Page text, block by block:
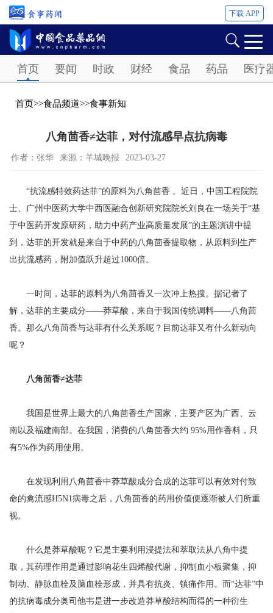
下载 APP
首页 要闻 时政 财经 食品 药品 医疗
首页>>食品频道>>食事新知
八角茴香≠达菲，对付流感早点抗病毒
作者：张华 来源：羊城晚报 2023-03-27
“抗流感特效药达菲”的原料为八角茴香 。近日，中国工程院院
士、广州中医药大学中西医融合创新研究院院长刘良在一场关于“基
于中医药开发原研药，助力中药产业高质量发展”的主题演讲中提
到，达菲的开发就是来自于中药的八角茴香提取物，从原料到生产
出抗流感药，附加值跃升超过1000倍。
一时间，达菲的原料为八角茴香又一次冲上热搜。据记者了
解，达菲的主要成分——莽草酸，来自于我国传统调料——八角茴
香。那么八角茴香与达菲有什么关系呢？目前达菲又有什么新动向
呢？
八角茴香≠达菲
我国是世界上最大的八角茴香生产国家，主要产区为广西、云
南以及福建南部。在我国，消费的八角茴香大约 95%用作香料，只
有5%作为药用使用。
在发现利用八角茴香中莽草酸成分合成的达菲可以有效对付致
命的禽流感H5N1病毒之后，八角茴香的药用价值便逐渐被人们所重
视。
什么是莽草酸呢？它是主要利用浸提法和萃取法从八角中提
取，其药理作用是通过影响花生四烯酸代谢，抑制血小板聚集，抑
制动、静脉血栓及脑血栓形成，并具有抗炎、镇痛作用。而“达菲”中
的抗病毒成分奥司他韦是进一步改造莽草酸结构而得的一种衍生